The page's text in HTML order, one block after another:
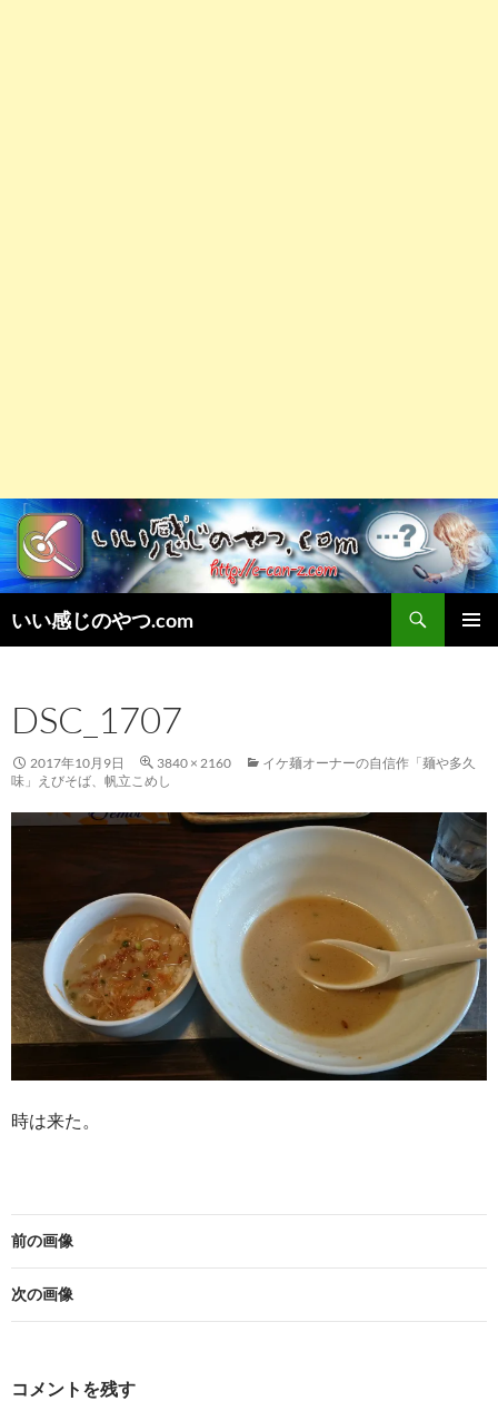
いい感じのやつ.com
索
ン
ツ
へ
ス
ッ
DSC_1707
2017年10月9日 3840 × 2160
イケ麺オーナーの自信作「麺や多久
味」えびそば、帆立こめし
時は来た。
前の画像
次の画像
コメントを残す